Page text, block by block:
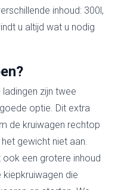
inhoud: 300l,
u altijd wat u nodig
zijn twee
optie. Dit extra
de kruiwagen rechtop
gewicht niet aan.
een grotere inhoud
die